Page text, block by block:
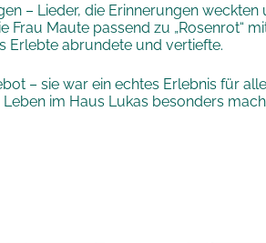
– Lieder, die Erinnerungen
Maute passend zu „Rosenrot“
Erlebte abrundete und vertiefte.
– sie war ein echtes Erlebnis für
im Haus Lukas besonders